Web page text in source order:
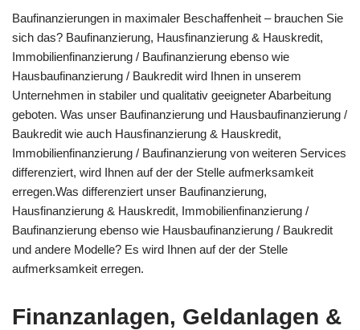
Baufinanzierungen in maximaler Beschaffenheit – brauchen Sie
sich das? Baufinanzierung, Hausfinanzierung & Hauskredit,
Immobilienfinanzierung / Baufinanzierung ebenso wie
Hausbaufinanzierung / Baukredit wird Ihnen in unserem
Unternehmen in stabiler und qualitativ geeigneter Abarbeitung
geboten. Was unser Baufinanzierung und Hausbaufinanzierung /
Baukredit wie auch Hausfinanzierung & Hauskredit,
Immobilienfinanzierung / Baufinanzierung von weiteren Services
differenziert, wird Ihnen auf der der Stelle aufmerksamkeit
erregen.Was differenziert unser Baufinanzierung,
Hausfinanzierung & Hauskredit, Immobilienfinanzierung /
Baufinanzierung ebenso wie Hausbaufinanzierung / Baukredit
und andere Modelle? Es wird Ihnen auf der der Stelle
aufmerksamkeit erregen.
Finanzanlagen, Geldanlagen &